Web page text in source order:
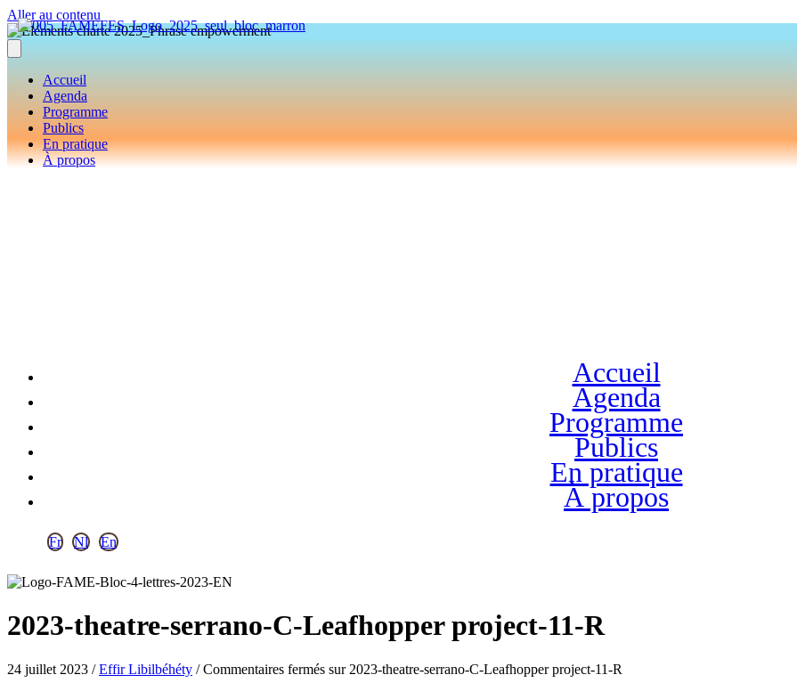
Aller au contenu
Accueil
Agenda
Programme
Publics
En pratique
À propos
Accueil
Agenda
Programme
Publics
En pratique
À propos
Fr Nl En
2023-theatre-serrano-C-Leafhopper project-11-R
24 juillet 2023 /Effir Libilbéhéty /Commentaires fermés sur 2023-theatre-serrano-C-Leafhopper project-11-R